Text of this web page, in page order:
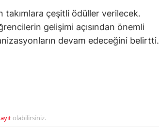
takımlara çeşitli ödüller verilecek.
gelişimi açısından önemli
devam edeceğini belirtti.
olabilirsiniz.